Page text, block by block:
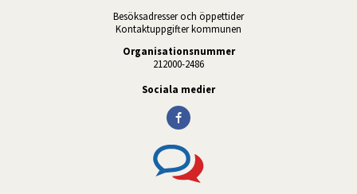
Besöksadresser och öppettider
Kontaktuppgifter kommunen
Organisationsnummer
212000-2486
Sociala medier